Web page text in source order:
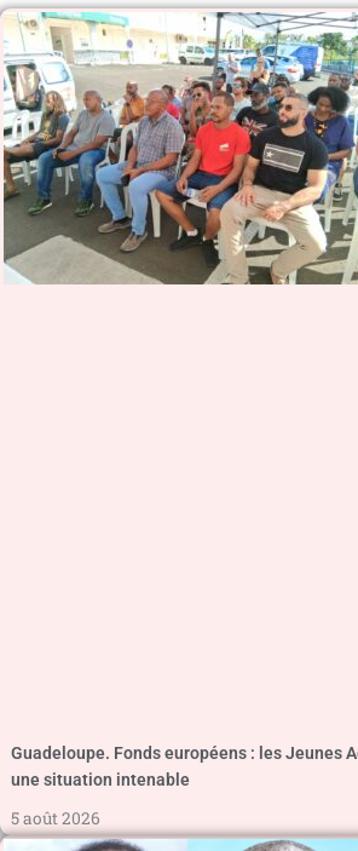
Guadeloupe. Fonds européens : les Jeunes
une situation intenable
5 août 2026